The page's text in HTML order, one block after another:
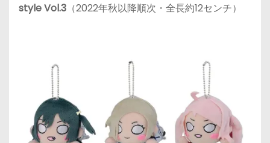
style Vol.3 （2022年秋以降順次・全長約12センチ）